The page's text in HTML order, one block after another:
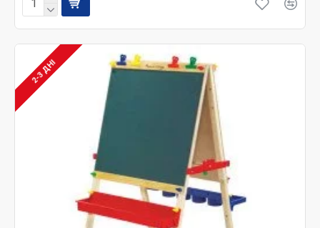
Дерев'яний мольберт для дітей – чудовий подарунок
для дитини будь-якого віку! Кожному малюкові
захочеться відчути себе справжнім художником, що
допоможе розвинути його дрібну моторику,
сприйняття прекрасного та здатність комбінувати
кольори. Як правило, мольберт із дерева для дітей та
магнітні дошки для малювання виробниками
додатково оснащуються спеціальними поличками
або відділеннями для зручного зберігання приладдя.
Гармонійний та всебічний розвиток дитини
немислимий без наданої йому можливості для
2-3 ДНІ